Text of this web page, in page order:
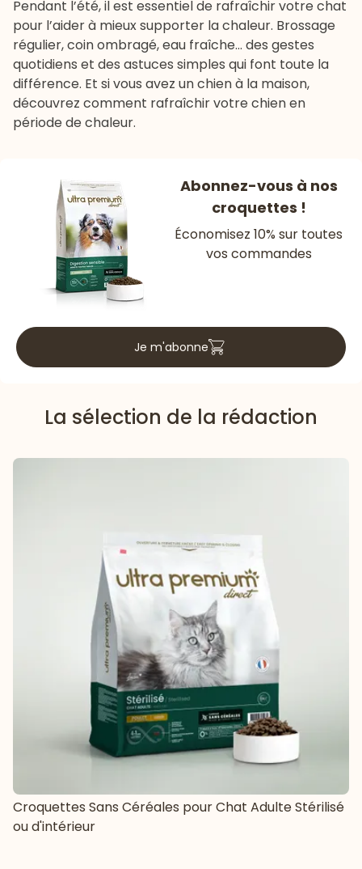
Pendant l’été, il est essentiel de rafraîchir votre chat
pour l’aider à mieux supporter la chaleur. Brossage
régulier, coin ombragé, eau fraîche… des gestes
quotidiens et des astuces simples qui font toute la
différence. Et si vous avez un chien à la maison,
découvrez comment rafraîchir votre chien en
période de chaleur.
Abonnez-vous à nos
croquettes !
Économisez 10% sur toutes
vos commandes
Je m'abonne
La sélection de la rédaction
Croquettes Sans Céréales pour Chat Adulte Stérilisé
ou d'intérieur